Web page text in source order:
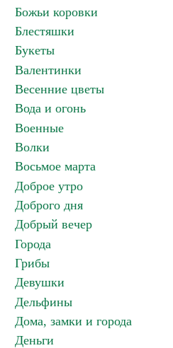
Божьи коровки
Блестяшки
Букеты
Валентинки
Весенние цветы
Вода и огонь
Военные
Волки
Восьмое марта
Доброе утро
Доброго дня
Добрый вечер
Города
Грибы
Девушки
Дельфины
Дома, замки и города
Деньги